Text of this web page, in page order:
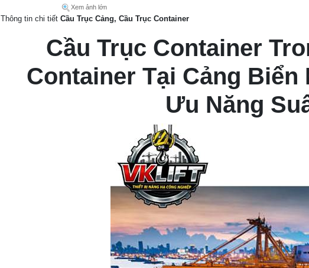
Xem ảnh lớn
Thông tin chi tiết Cầu Trục Cảng, Cầu Trục Container
Cầu Trục Container
Container Tại Cảng
Ưu Năng